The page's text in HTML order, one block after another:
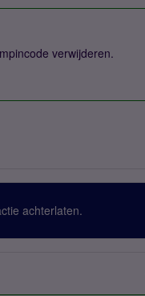
verwijderen.
achterlaten.